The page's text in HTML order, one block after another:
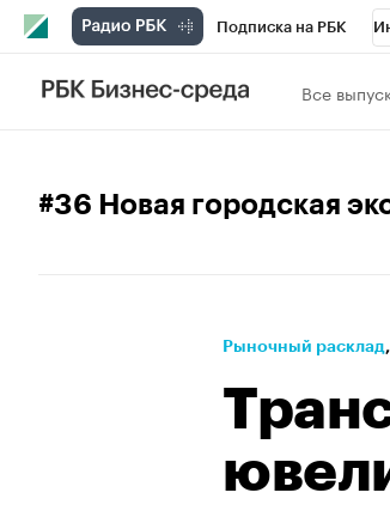
Подписка на РБК
Телеканал Все
#36 Новая городская
Рыночный расклад⁠,